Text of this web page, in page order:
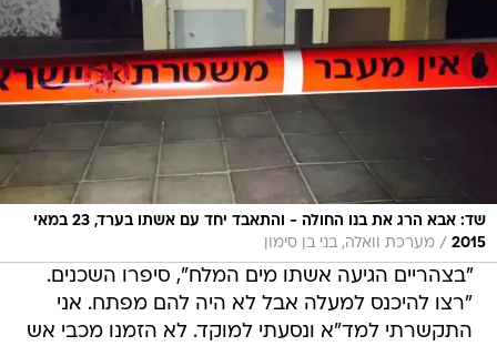
שד: אבא הרג את בנו החולה - והתאבד יחד עם אשתו בערד, 23 במאי
2015
/ מערכת וואלה, בני בן סימון
"בצהריים הגיעה אשתו מים המלח", סיפרו השכנים.
"רצו להיכנס למעלה אבל לא היה להם מפתח. אני
התקשרתי למד"א ונסעתי למוקד. לא הזמנו מכבי אש